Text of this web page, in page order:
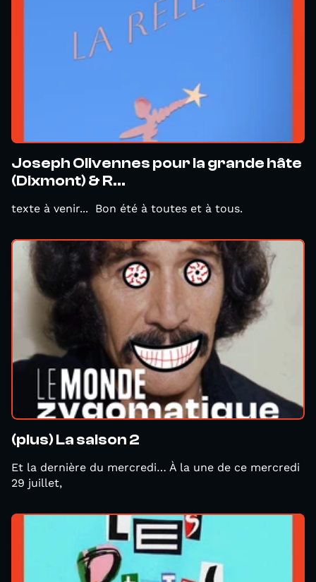
Joseph Olivennes pour la grande hâte
(Dixmont) & R...
texte à venir... Bon été à toutes et à tous.
(plus) La saison 2
Et la dernière du mercredi… À la une de ce mercredi
29 juillet,